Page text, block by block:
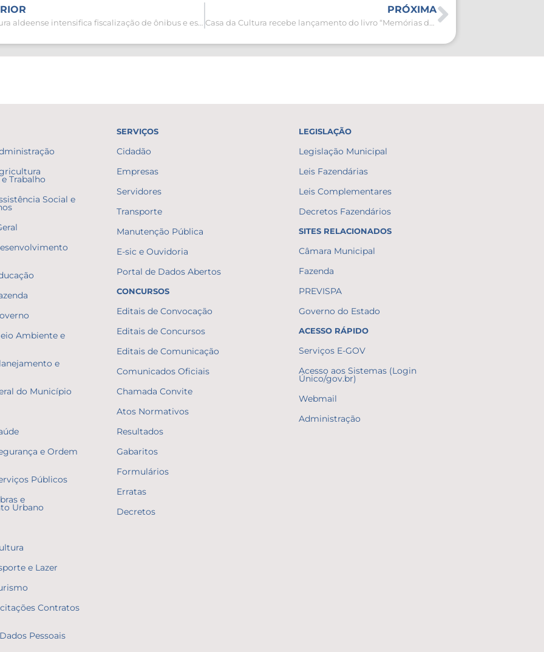
PRÓXIMA
Trabalho
Social e
Ambiente e
e
do Município
e Ordem
Públicos
e
Urbano
e Lazer
Contratos
Pessoais
SERVIÇOS
Cidadão
Empresas
Servidores
Transporte
Manutenção Pública
E-sic e Ouvidoria
Portal de Dados Abertos
CONCURSOS
Editais de Convocação
Editais de Concursos
Editais de Comunicação
Comunicados Oficiais
Chamada Convite
Atos Normativos
Resultados
Gabaritos
Formulários
Erratas
Decretos
LEGISLAÇÃO
Legislação Municipal
Leis Fazendárias
Leis Complementares
Decretos Fazendários
SITES RELACIONADOS
Câmara Municipal
Fazenda
PREVISPA
Governo do Estado
ACESSO RÁPIDO
Serviços E-GOV
Acesso aos Sistemas (Login
Único/gov.br)
Webmail
Administração